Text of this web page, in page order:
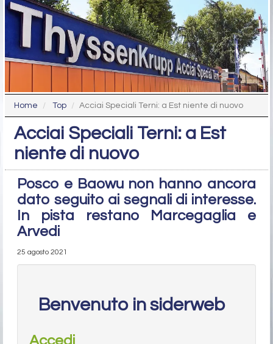
Home Top Acciai Speciali Terni: a Est niente di nuovo
Acciai Speciali Terni: a Est
niente di nuovo
Posco e Baowu non hanno ancora
dato seguito ai segnali di interesse.
In pista restano Marcegaglia e
Arvedi
25 agosto 2021
Benvenuto in siderweb
Accedi